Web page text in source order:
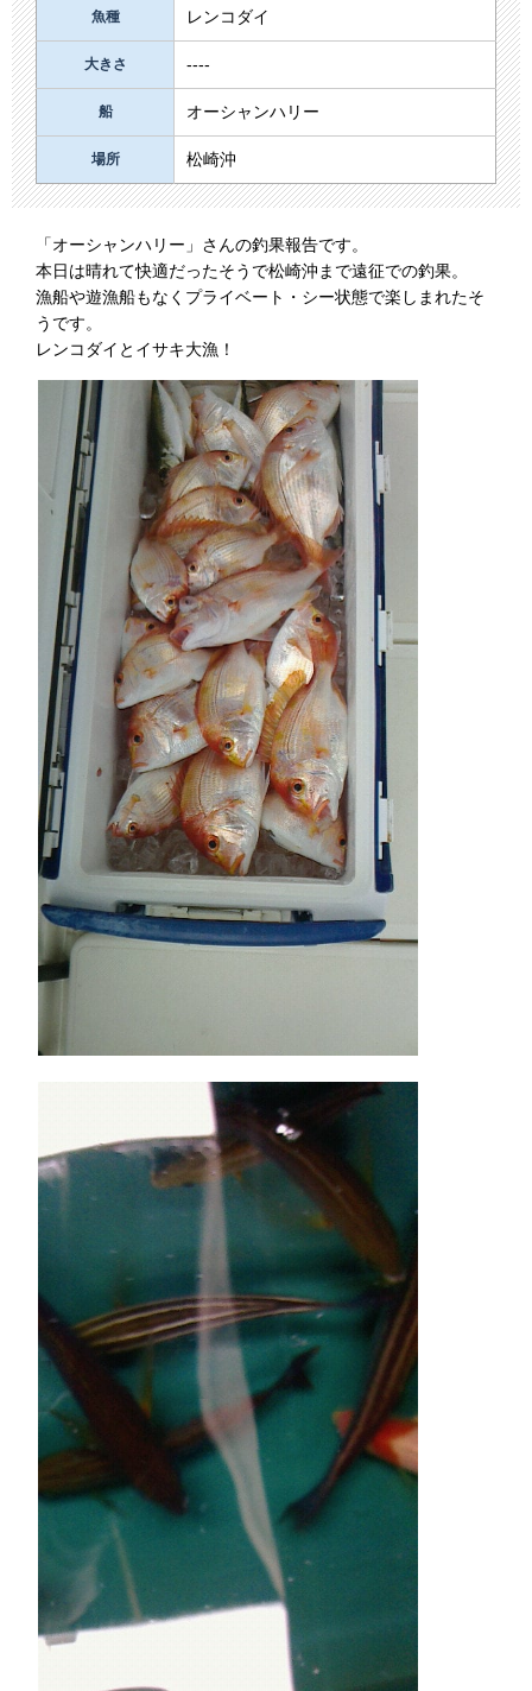
魚種 レンコダイ
大きさ ----
船 オーシャンハリー
場所 松崎沖
「オーシャンハリー」さんの釣果報告です。
本日は晴れて快適だったそうで松崎沖まで遠征での釣果。
漁船や遊漁船もなくプライベート・シー状態で楽しまれたそ
うです。
レンコダイとイサキ大漁！